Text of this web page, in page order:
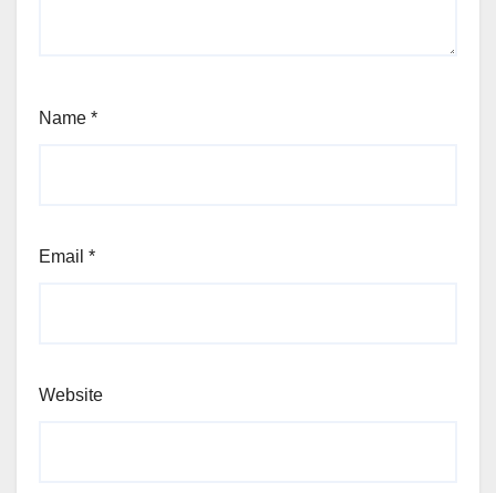
Name *
Email *
Website